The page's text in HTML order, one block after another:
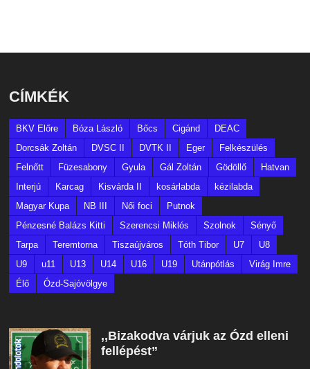
CÍMKÉK
BKV Előre Bóza László Bőcs Cigánd
DEAC
Dorcsák Zoltán
DVSC II DVTK II Eger
Felkészülés
Felnőtt
Füzesabony Gyula Gál Zoltán Gödöllő
Hatvan
Interjú
Karcag Kisvárda II kosárlabda
kézilabda
Magyar Kupa
NB III Női foci
Putnok
Pénzesné Balázs Kitti
Szerencsi Miklós Szolnok
Sényő
Tarpa
Teremtorna Tiszaújváros Tóth Tibor U7
U8
U9
u11 U13 U14 U16 U19 Utánpótlás
Virág Imre
Élő
Ózd-Sajóvölgye
,,Bizakodva várjuk az Ózd elleni
fellépést”